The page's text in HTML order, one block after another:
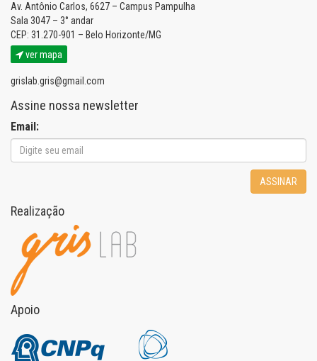
Av. Antônio Carlos, 6627 – Campus Pampulha
Sala 3047 – 3° andar
CEP: 31.270-901 – Belo Horizonte/MG
ver mapa
grislab.gris@gmail.com
Assine nossa newsletter
Email:
ASSINAR
Realização
Apoio